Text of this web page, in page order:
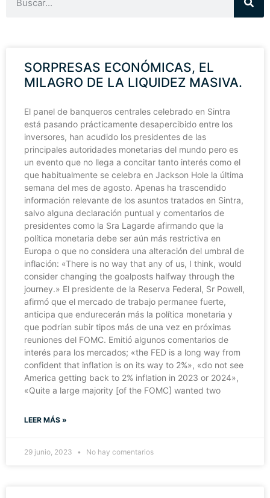
SORPRESAS ECONÓMICAS, EL
MILAGRO DE LA LIQUIDEZ MASIVA.
El panel de banqueros centrales celebrado en Sintra
está pasando prácticamente desapercibido entre los
inversores, han acudido los presidentes de las
principales autoridades monetarias del mundo pero es
un evento que no llega a concitar tanto interés como el
que habitualmente se celebra en Jackson Hole la última
semana del mes de agosto. Apenas ha trascendido
información relevante de los asuntos tratados en Sintra,
salvo alguna declaración puntual y comentarios de
presidentes como la Sra Lagarde afirmando que la
política monetaria debe ser aún más restrictiva en
Europa o que no considera una alteración del umbral de
inflación: «There is no way that any of us, I think, would
consider changing the goalposts halfway through the
journey.» El presidente de la Reserva Federal, Sr Powell,
afirmó que el mercado de trabajo permanee fuerte,
anticipa que endurecerán más la política monetaria y
que podrían subir tipos más de una vez en próximas
reuniones del FOMC. Emitió algunos comentarios de
interés para los mercados; «the FED is a long way from
confident that inflation is on its way to 2%», «do not see
America getting back to 2% inflation in 2023 or 2024»,
«Quite a large majority [of the FOMC] wanted two
LEER MÁS »
29 junio, 2023 No hay comentarios